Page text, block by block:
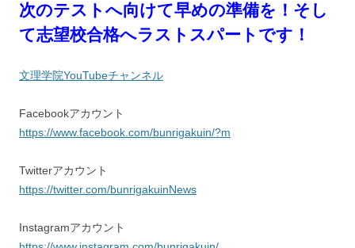
次のテストへ向けて早めの準備を！そし
て志望校合格へラストスパートです！
文理学院YouTubeチャンネル
Facebookアカウント
https://www.facebook.com/bunrigakuin/?m
Twitterアカウント
https://twitter.com/bunrigakuinNews
Instagramアカウント